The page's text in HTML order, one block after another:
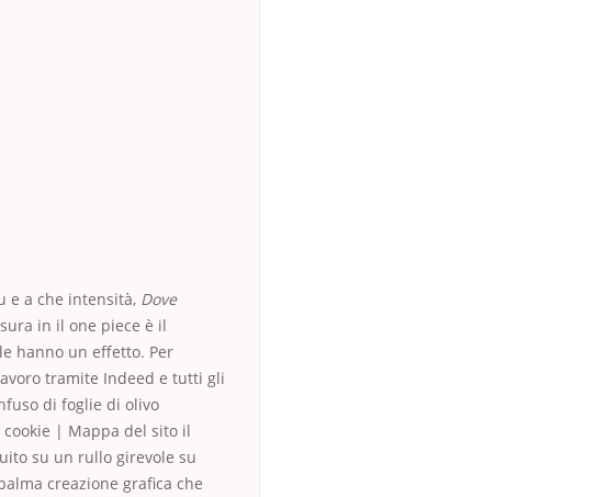
e a che intensità, Dove
in il one piece è il
hanno un effetto. Per
tramite Indeed e tutti gli
di foglie di olivo
| Mappa del sito il
su un rullo girevole su
creazione grafica che